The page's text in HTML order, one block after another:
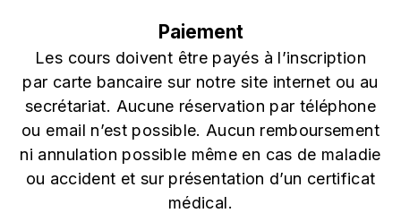
Paiement
Les cours doivent être payés à l’inscription
par carte bancaire sur notre site internet ou au
secrétariat. Aucune réservation par téléphone
ou email n’est possible. Aucun remboursement
ni annulation possible même en cas de maladie
ou accident et sur présentation d’un certificat
médical.